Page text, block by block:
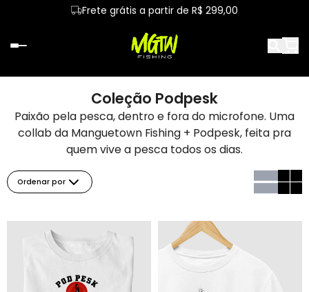
Frete grátis a partir de R$ 299,00
Coleção Podpesk
Paixão pela pesca, dentro e fora do microfone. Uma
collab da Manguetown Fishing + Podpesk, feita pra
quem vive a pesca todos os dias.
Ordenar por